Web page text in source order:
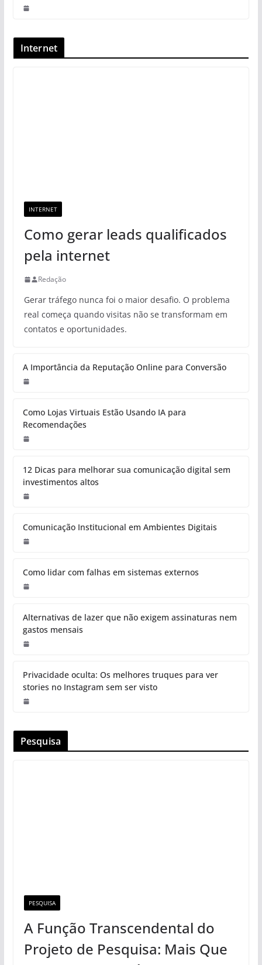
Internet
INTERNET
Como gerar leads qualificados
pela internet
Redação
Gerar tráfego nunca foi o maior desafio. O problema
real começa quando visitas não se transformam em
contatos e oportunidades.
A Importância da Reputação Online para Conversão
Como Lojas Virtuais Estão Usando IA para
Recomendações
12 Dicas para melhorar sua comunicação digital sem
investimentos altos
Comunicação Institucional em Ambientes Digitais
Como lidar com falhas em sistemas externos
Alternativas de lazer que não exigem assinaturas nem
gastos mensais
Privacidade oculta: Os melhores truques para ver
stories no Instagram sem ser visto
Pesquisa
PESQUISA
A Função Transcendental do
Projeto de Pesquisa: Mais Que